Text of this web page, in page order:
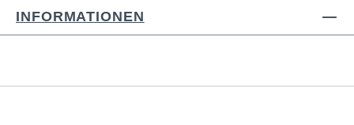
INFORMATIONEN